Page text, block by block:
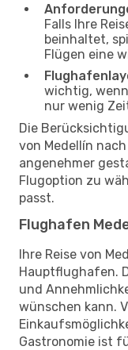
Falls Ihre
beinhaltet,
Flügen eine
wichtig,
nur wenig
Die
von Medellín
angenehmer
Flugoption zu
passt.
Flughafen
Ihre Reise von
Hauptflughafen.
und
wünschen kann.
Gastronomie ist